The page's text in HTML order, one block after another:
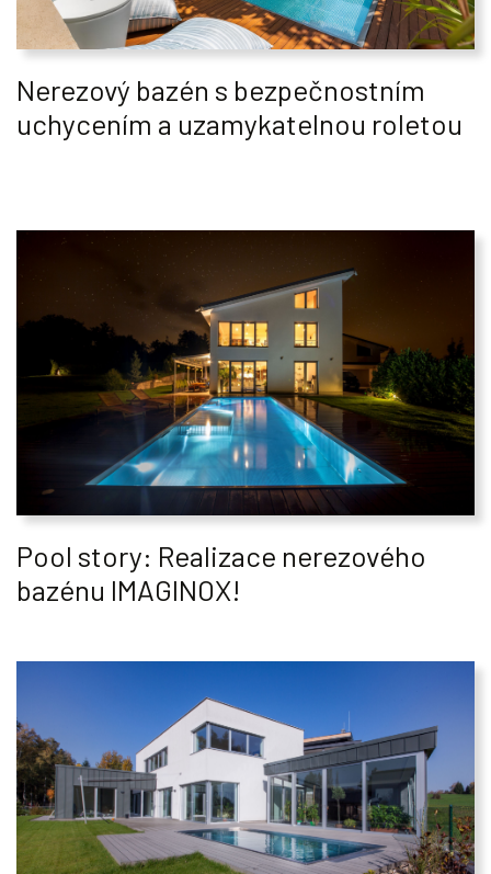
Nerezový bazén s bezpečnostním
uchycením a uzamykatelnou roletou
Pool story: Realizace nerezového
bazénu IMAGINOX!